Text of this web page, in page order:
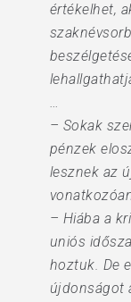
értékelhet,
…
– Sokak
pénzek
lesznek az
– Hiába a
uniós
hoztuk. De
újdonságot